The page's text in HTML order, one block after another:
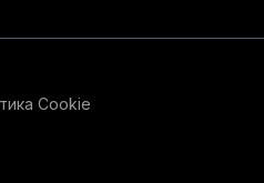
Cookie
пользовательского опыта